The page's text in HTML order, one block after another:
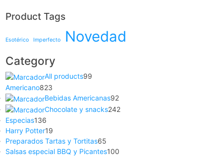
Product Tags
Esotérico Imperfecto Novedad
Category
All products99
Americano823
Bebidas Americanas92
Chocolate y snacks242
Especias136
Harry Potter19
Preparados Tartas y Tortitas65
Salsas especial BBQ y Picantes100